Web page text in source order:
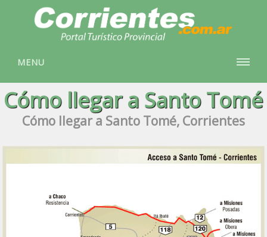
MENU
Cómo llegar a Santo Tomé
Cómo llegar a Santo Tomé, Corrientes